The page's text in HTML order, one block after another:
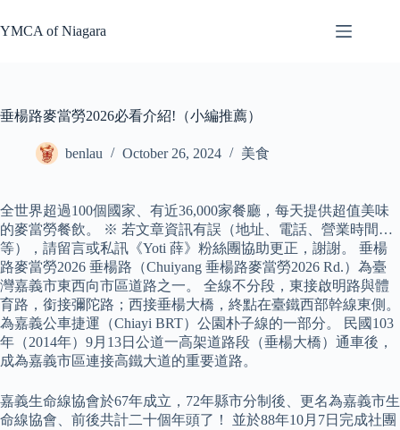
to
content
YMCA of Niagara
垂楊路麥當勞2026必看介紹!（小編推薦）
benlau October 26, 2024 美食
全世界超過100個國家、有近36,000家餐廳，每天提供超值美味
的麥當勞餐飲。 ※ 若文章資訊有誤（地址、電話、營業時間…
等），請留言或私訊《Yoti 薛》粉絲團協助更正，謝謝。 垂楊
路麥當勞2026 垂楊路（Chuiyang 垂楊路麥當勞2026 Rd.）為臺
灣嘉義市東西向市區道路之一。 全線不分段，東接啟明路與體
育路，銜接彌陀路；西接垂楊大橋，終點在臺鐵西部幹線東側。
為嘉義公車捷運（Chiayi BRT）公園朴子線的一部分。 民國103
年（2014年）9月13日公道一高架道路段（垂楊大橋）通車後，
成為嘉義市區連接高鐵大道的重要道路。
嘉義生命線協會於67年成立，72年縣市分制後、更名為嘉義市生
命線協會、前後共計二十個年頭了！ 並於88年10月7日完成社團